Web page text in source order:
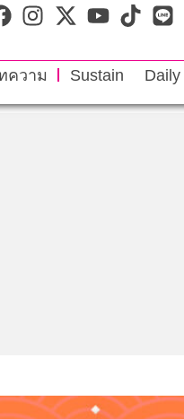
ความ Sustain Daily